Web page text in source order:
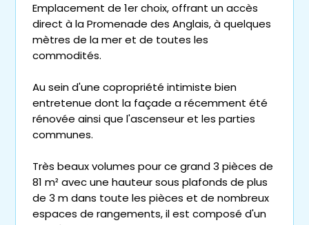
Emplacement de 1er choix, offrant un accès
direct à la Promenade des Anglais, à quelques
mètres de la mer et de toutes les
commodités.
Au sein d'une copropriété intimiste bien
entretenue dont la façade a récemment été
rénovée ainsi que l'ascenseur et les parties
communes.
Très beaux volumes pour ce grand 3 pièces de
81 m² avec une hauteur sous plafonds de plus
de 3 m dans toute les pièces et de nombreux
espaces de rangements, il est composé d'un